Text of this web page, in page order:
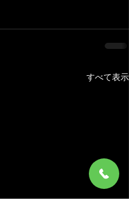
すべて表示